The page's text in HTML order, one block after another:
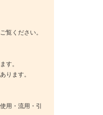
覧ください。
す。
ります。
用・流用・引